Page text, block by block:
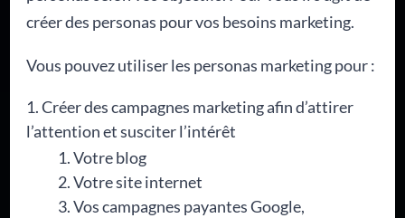
créer des personas pour vos besoins marketing.
Vous pouvez utiliser les personas marketing pour :
Créer des campagnes marketing afin d’attirer
l’attention et susciter l’intérêt
Votre blog
Votre site internet
Vos campagnes payantes Google,